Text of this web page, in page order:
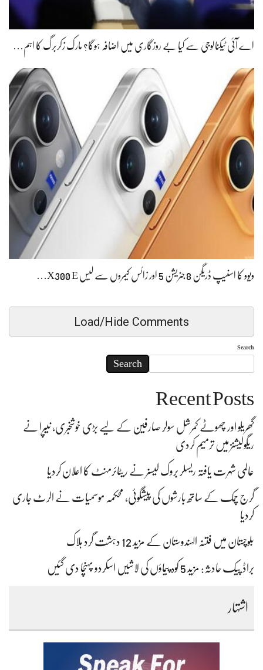
اے آئی ٹیکنالوجی سے کیا بے روزگاری میں اضافہ ہوگا؟ مارک زکربرگ کا اہم…
ویوو کا اسنیپ ڈریگن 8 جنریشن 5 اور زائس کیمروں سے لیس X300 E…
Load/Hide Comments
Search
Search
Recent Posts
گھریلو اور چھوٹے کمرشل سولر صارفین کے لیے بڑی خوشخبری، نیپرا نے
ریگولیشنز میں ترمیم کردی
عالمی شہرت یافتہ ریسلر بروک لیسنر نے ریٹائرمنٹ کا اعلان کردیا
گرج چمک کے ساتھ بارشوں کی پیشگوئی، محکمہ موسمیات نے الرٹ جاری
کردیا
بلوچستان میں فتنہ الہندوستان کے مزید 12 دہشت گرد ہلاک
براڈ پیک حادثہ: مزید 5 کوہ پیماؤں کی لاشیں اسکردو پہنچا دی گئیں
اشتہار